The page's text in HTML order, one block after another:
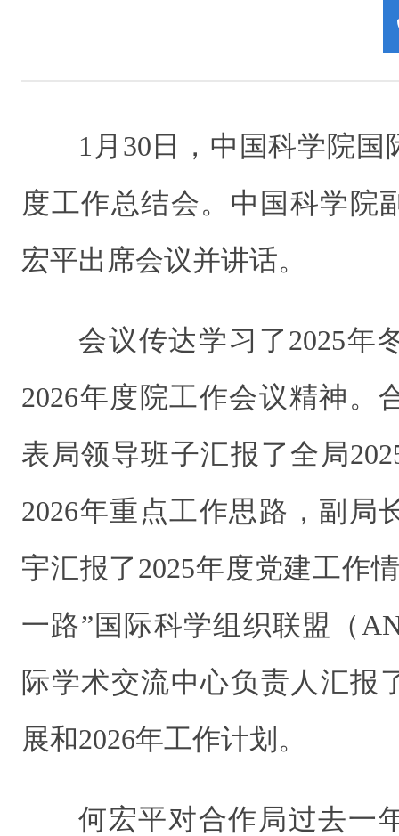
1月30日，中国科学院国
度工作总结会。中国科学院
宏平出席会议并讲话。
会议传达学习了2025年
2026年度院工作会议精神。
表局领导班子汇报了全局
2026年重点工作思路，副局
宇汇报了2025年度党建工作
一路”国际科学组织联盟（
际学术交流中心负责人汇报
展和2026年工作计划。
何宏平对合作局过去一